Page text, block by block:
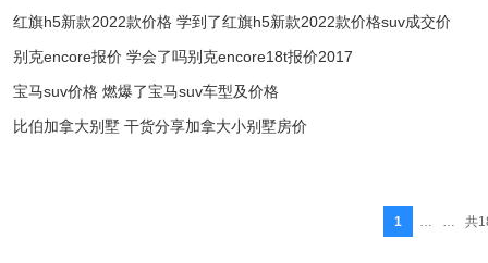
红旗h5新款2022款价格 学到了红旗h5新款2022款价格suv成交价
别克encore报价 学会了吗别克encore18t报价2017
宝马suv价格 燃爆了宝马suv车型及价格
比伯加拿大别墅 干货分享加拿大小别墅房价
1 … … 共